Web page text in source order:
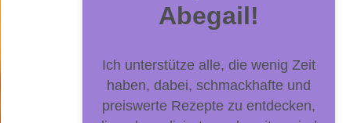
Abegail!
Ich unterstütze alle, die wenig Zeit
haben, dabei, schmackhafte und
preiswerte Rezepte zu entdecken,